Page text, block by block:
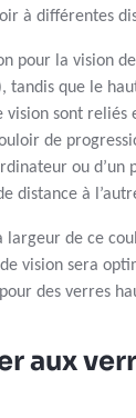
à différentes
pour la vision
que le
vision sont reliés
de
ou
distance à
de ce
vision sera
des verres
aux